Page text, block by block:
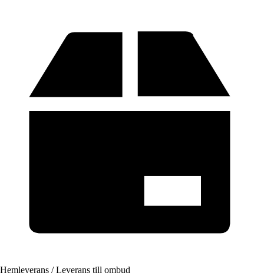
Hemleverans / Leverans till ombud